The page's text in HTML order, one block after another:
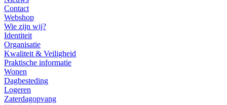
Contact
Webshop
Wie zijn wij?
Identiteit
Organisatie
Kwaliteit & Veiligheid
Praktische informatie
Wonen
Dagbesteding
Logeren
Zaterdagopvang